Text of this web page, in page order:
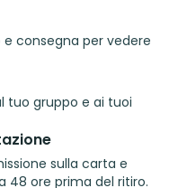
consegna per vedere
tuo gruppo e ai tuoi
sulla carta e
48 ore prima del ritiro.